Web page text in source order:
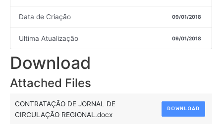
Data de Criação 09/01/2018
Ultima Atualização 09/01/2018
Download
Attached Files
CONTRATAÇÃO DE JORNAL DE
CIRCULAÇÃO REGIONAL.docx
DOWNLOAD